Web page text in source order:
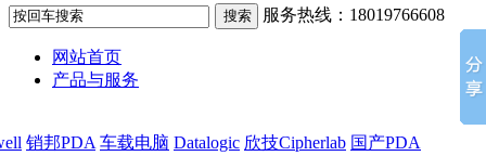
服务热线：18019766608
网站首页
产品与服务
销邦PDA 车载电脑 Datalogic 欣技Cipherlab 国产PDA